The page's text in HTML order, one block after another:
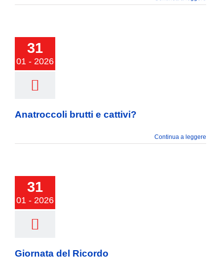
31
01 - 2026
brutti e
Anatroccoli brutti e cattivi?
Continua a leggere
31
01 - 2026
del Ricordo
Giornata del Ricordo